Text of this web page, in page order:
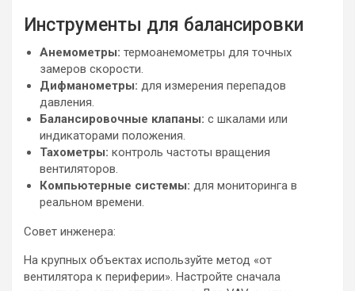
Инструменты для балансировки
Анемометры: термоанемометры для точных
замеров скорости.
Дифманометры: для измерения перепадов
давления.
Балансировочные клапаны: с шкалами или
индикаторами положения.
Тахометры: контроль частоты вращения
вентиляторов.
Компьютерные системы: для мониторинга в
реальном времени.
Совет инженера:
На крупных объектах используйте метод «от
вентилятора к периферии». Настройте сначала